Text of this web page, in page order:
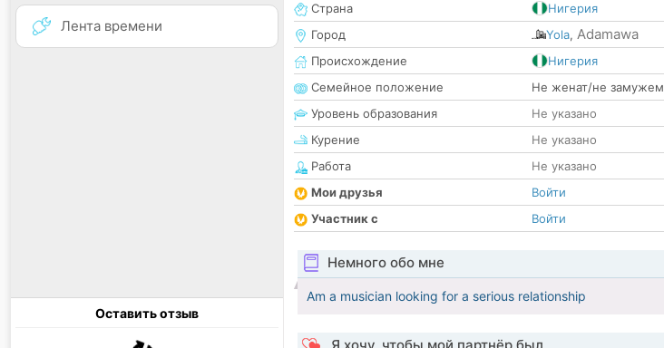
Лента времени
Оставить отзыв
Страна
Нигерия
Город
Yola, Adamawa
Происхождение
Нигерия
Семейное положение
Не женат/не замужем
Уровень образования
Не указано
Курение
Не указано
Работа
Не указано
Мои друзья
Войти
Участник с
Войти
Немного обо мне
Am a musician looking for a serious relationship